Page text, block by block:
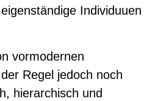
Individuuen
vormodernen
Regel jedoch noch
hierarchisch und